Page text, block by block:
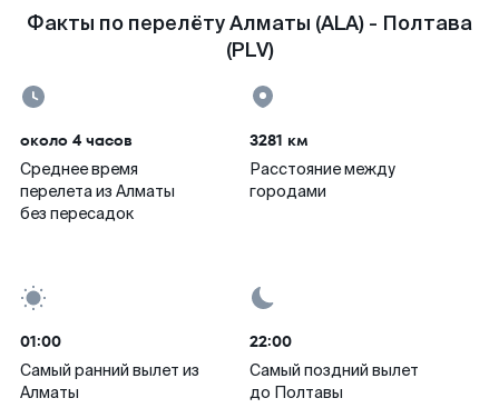
Факты по перелёту Алматы (ALA) - Полтава
(PLV)
около 4 часов
Среднее время
перелета из Алматы
без пересадок
3281 км
Расстояние между
городами
01:00
Самый ранний вылет из
Алматы
22:00
Самый поздний вылет
до Полтавы